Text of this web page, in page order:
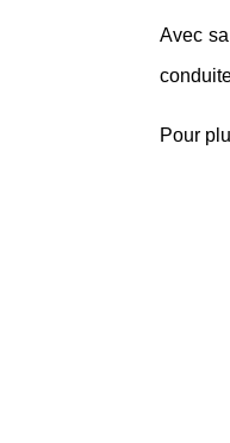
Avec
Pour